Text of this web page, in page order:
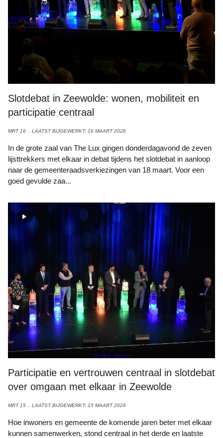
Slotdebat in Zeewolde: wonen, mobiliteit en
participatie centraal
MRT 16 LAATST BIJGEWERKT: 16 MAART 2026
In de grote zaal van The Lux gingen donderdagavond de zeven
lijsttrekkers met elkaar in debat tijdens het slotdebat in aanloop
naar de gemeenteraadsverkiezingen van 18 maart. Voor een
goed gevulde zaa...
Participatie en vertrouwen centraal in slotdebat
over omgaan met elkaar in Zeewolde
MRT 15 LAATST BIJGEWERKT: 15 MAART 2026
Hoe inwoners en gemeente de komende jaren beter met elkaar
kunnen samenwerken, stond centraal in het derde en laatste